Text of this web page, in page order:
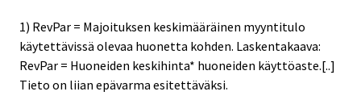
1) RevPar = Majoituksen keskimääräinen myyntitulo
käytettävissä olevaa huonetta kohden. Laskentakaava:
RevPar = Huoneiden keskihinta* huoneiden käyttöaste.[..]
Tieto on liian epävarma esitettäväksi.